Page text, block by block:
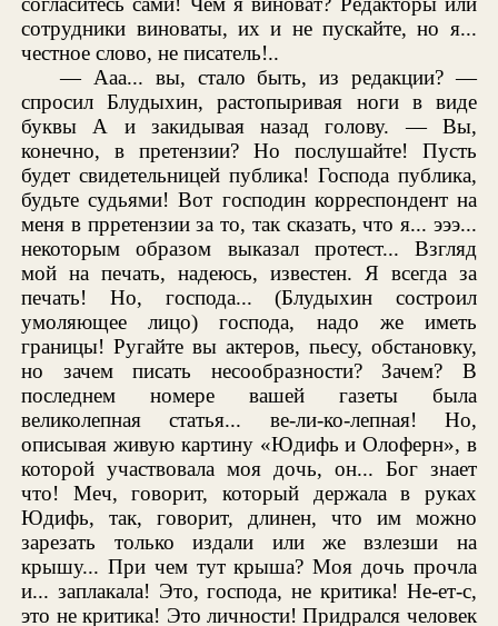
сотрудники виноваты, их и не пускайте, но я...
честное слово, не писатель!..
— Ааа... вы, стало быть, из редакции? —
спросил Блудыхин, растопыривая ноги в виде
буквы А и закидывая назад голову. — Вы,
конечно, в претензии? Но послушайте! Пусть
будет свидетельницей публика! Господа публика,
будьте судьями! Вот господин корреспондент на
меня в прретензии за то, так сказать, что я... эээ...
некоторым образом выказал протест... Взгляд
мой на печать, надеюсь, известен. Я всегда за
печать! Но, господа... (Блудыхин состроил
умоляющее лицо) господа, надо же иметь
границы! Ругайте вы актеров, пьесу, обстановку,
но зачем писать несообразности? Зачем? В
последнем номере вашей газеты была
великолепная статья... ве-ли-ко-лепная! Но,
описывая живую картину «Юдифь и Олоферн», в
которой участвовала моя дочь, он... Бог знает
что! Меч, говорит, который держала в руках
Юдифь, так, говорит, длинен, что им можно
зарезать только издали или же взлезши на
крышу... При чем тут крыша? Моя дочь прочла
и... заплакала! Это, господа, не критика! Не-ет-с,
это не критика! Это личности! Придрался человек